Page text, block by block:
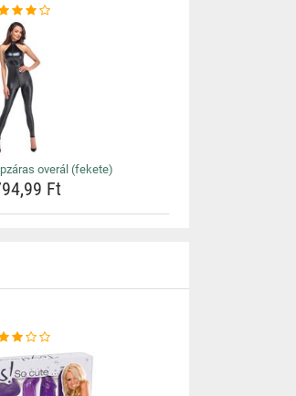
overál (fekete)
Ft